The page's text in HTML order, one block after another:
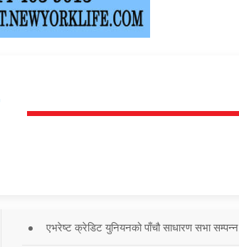
एभरेष्ट क्रेडिट युनियनको पाँचौ साधारण सभा सम्पन्न